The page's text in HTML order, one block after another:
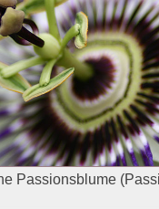
Passionsblume